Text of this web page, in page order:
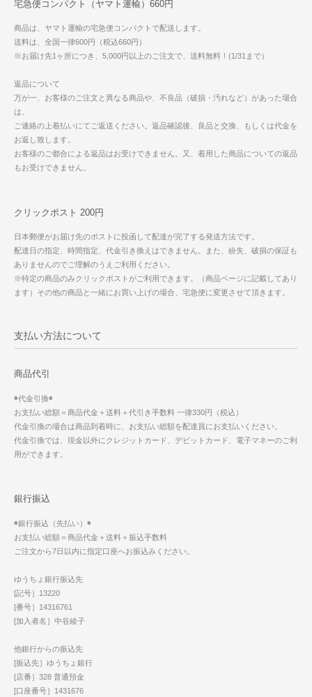
宅急便コンパクト（ヤマト運輸）660円
商品は、ヤマト運輸の宅急便コンパクトで配送します。
送料は、全国一律600円（税込660円）
※お届け先1ヶ所につき、5,000円以上のご注文で、送料無料！(1/31まで）
返品について
万が一、お客様のご注文と異なる商品や、不良品（破損・汚れなど）があった場合
は、
ご連絡の上着払いにてご返送ください。返品確認後、良品と交換、もしくは代金を
お返し致します。
お客様のご都合による返品はお受けできません。又、着用した商品についての返品
もお受けできません。
クリックポスト 200円
日本郵便がお届け先のポストに投函して配達が完了する発送方法です。
配達日の指定、時間指定、代金引き換えはできません。また、紛失、破損の保証も
ありませんのでご理解のうえご利用ください。
※特定の商品のみクリックポストがご利用できます。（商品ページに記載してあり
ます）その他の商品と一緒にお買い上げの場合、宅急便に変更させて頂きます。
支払い方法について
商品代引
◉代金引換◉
お支払い総額＝商品代金＋送料＋代引き手数料 一律330円（税込）
代金引換の場合は商品到着時に、お支払い総額を配達員にお支払いください。
代金引換では、現金以外にクレジットカード、デビットカード、電子マネーのご利
用ができます。
銀行振込
◉銀行振込（先払い）◉
お支払い総額＝商品代金＋送料＋振込手数料
ご注文から7日以内に指定口座へお振込みください。
ゆうちょ銀行振込先
[記号］13220
[番号］14316761
[加入者名］中谷綾子
他銀行からの振込先
[振込先］ゆうちょ銀行
[店番］328 普通預金
[口座番号］1431676